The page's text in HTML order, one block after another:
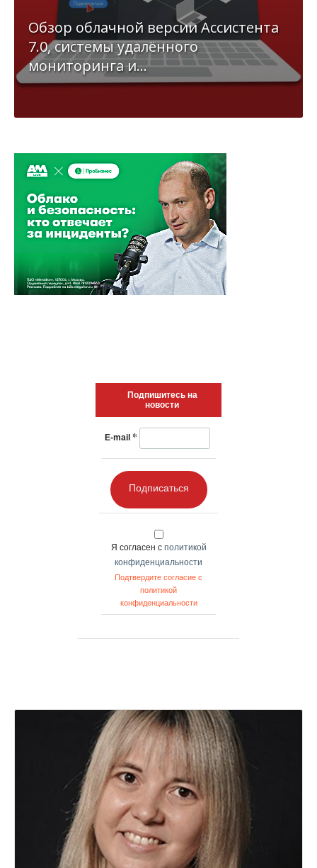
Обзор облачной версии Ассистента
7.0, системы удалённого
мониторинга и...
Подпишитесь на
новости
E-mail *
Подписаться
Я согласен с политикой
конфиденциальности
Подтвердите согласие с
политикой
конфиденциальности